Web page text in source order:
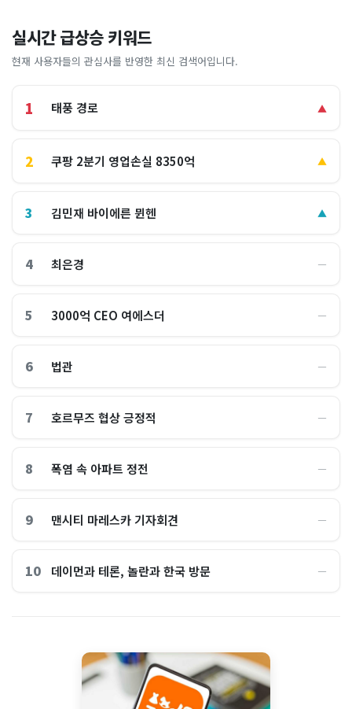
실시간 급상승 키워드
현재 사용자들의 관심사를 반영한 최신 검색어입니다.
1 태풍 경로 ▲
2 쿠팡 2분기 영업손실 8350억 ▲
3 김민재 바이에른 뮌헨 ▲
4 최은경 ―
5 3000억 CEO 여에스더 ―
6 법관 ―
7 호르무즈 협상 긍정적 ―
8 폭염 속 아파트 정전 ―
9 맨시티 마레스카 기자회견 ―
10 데이먼과 테론, 놀란과 한국 방문 ―